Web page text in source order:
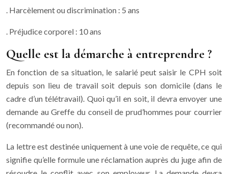
. Harcèlement ou discrimination : 5 ans
. Préjudice corporel : 10 ans
Quelle est la démarche à entreprendre ?
En fonction de sa situation, le salarié peut saisir le CPH soit
depuis son lieu de travail soit depuis son domicile (dans le
cadre d’un télétravail). Quoi qu’il en soit, il devra envoyer une
demande au Greffe du conseil de prud’hommes pour courrier
(recommandé ou non).
La lettre est destinée uniquement à une voie de requête, ce qui
signifie qu’elle formule une réclamation auprès du juge afin de